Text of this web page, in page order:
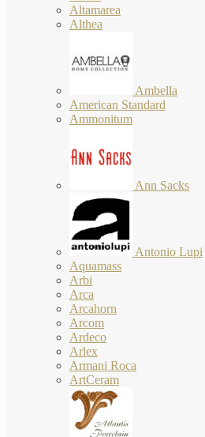
Altamarea
Althea
Ambella
American Standard
Ammonitum
Ann Sacks
Antonio Lupi
Aquamass
Arbi
Arca
Arcahorn
Arcom
Ardeco
Arlex
Armani Roca
ArtCeram